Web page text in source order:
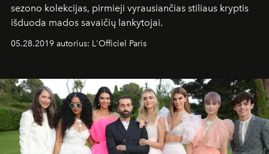
sezono kolekcijas, pirmieji vyrausiančias stiliaus kryptis
išduoda mados savaičių lankytojai.
05.28.2019 autorius: L'Officiel Paris